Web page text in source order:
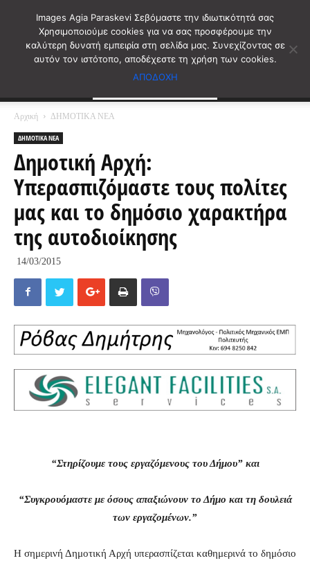
Αρχική ΔΗΜΟΤΙΚΑ ΝΕΑ
ΔΗΜΟΤΙΚΑ ΝΕΑ
Δημοτική Αρχή:
Υπερασπιζόμαστε τους πολίτες
μας και το δημόσιο χαρακτήρα
της αυτοδιοίκησης
14/03/2015
“Στηρίζουμε τους εργαζόμενους του Δήμου” και
“Συγκρουόμαστε με όσους απαξιώνουν το Δήμο και τη δουλειά
των εργαζομένων.”
Η σημερινή Δημοτική Αρχή υπερασπίζεται καθημερινά το δημόσιο
Images Agia Paraskevi Σεβόμαστε την ιδιωτικότητά σας
Χρησιμοποιούμε cookies για να σας προσφέρουμε την
καλύτερη δυνατή εμπειρία στη σελίδα μας. Συνεχίζοντας σε
αυτόν τον ιστότοπο, αποδέχεστε τη χρήση των cookies.
ΑΠΟΔΟΧΗ